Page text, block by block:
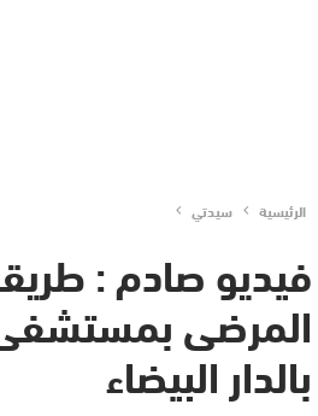
الرئيسية سيدتي
فيديو صادم :
المرضى
بالدار البيضاء